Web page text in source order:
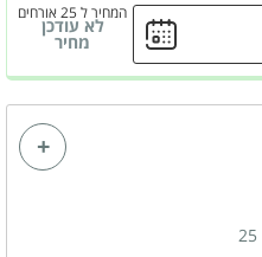
המחיר ל 25 אורחים
לא עודכן
מחיר